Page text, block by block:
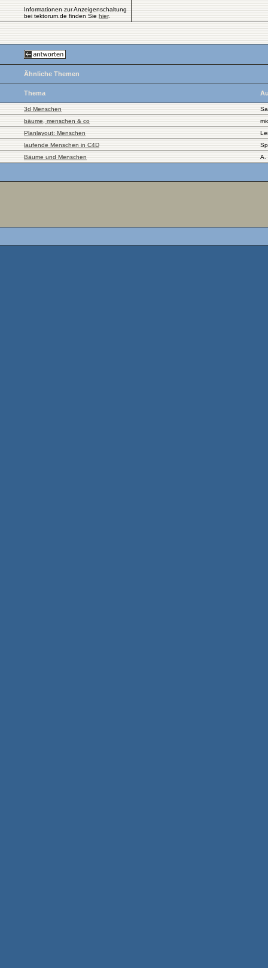
Informationen zur Anzeigenschaltung
bei tektorum.de finden Sie hier.
Ähnliche Themen
Thema
3d Menschen
bäume, menschen & co
Planlayout: Menschen
laufende Menschen in C4D
Bäume und Menschen
A.